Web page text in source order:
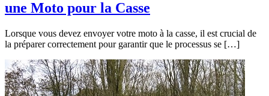
une Moto pour la Casse
Lorsque vous devez envoyer votre moto à la casse, il est crucial de
la préparer correctement pour garantir que le processus se […]